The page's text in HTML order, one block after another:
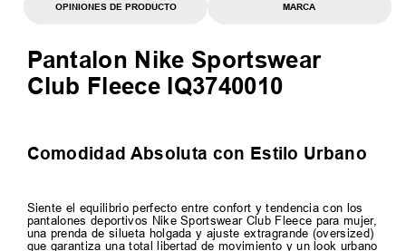
OPINIONES DE PRODUCTO MARCA
Pantalon Nike Sportswear
Club Fleece IQ3740010
Comodidad Absoluta con Estilo Urbano
Siente el equilibrio perfecto entre confort y tendencia con los
pantalones deportivos Nike Sportswear Club Fleece para mujer,
una prenda de silueta holgada y ajuste extragrande (oversized)
que garantiza una total libertad de movimiento y un look urbano